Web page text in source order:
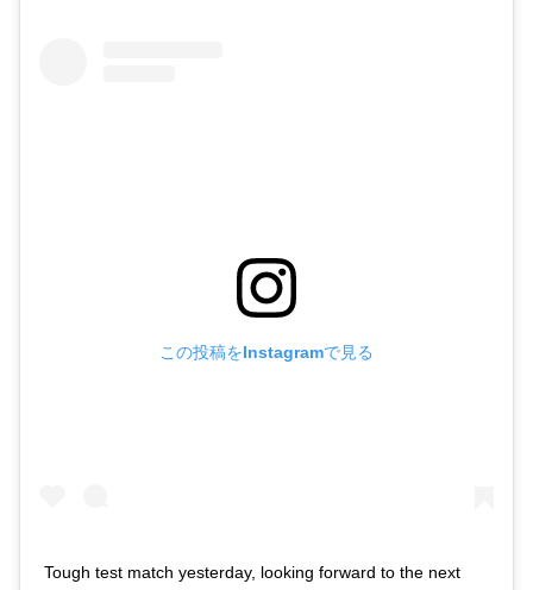
この投稿をInstagramで見る
Tough test match yesterday, looking forward to the next